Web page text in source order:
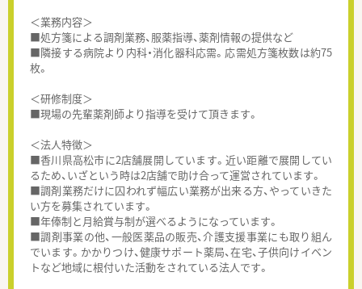
＜業務内容＞
■処方箋による調剤業務、服薬指導、薬剤情報の提供など
■隣接する病院より内科・消化器科応需。応需処方箋枚数は約75
枚。
＜研修制度＞
■現場の先輩薬剤師より指導を受けて頂きます。
＜法人特徴＞
■香川県高松市に2店舗展開しています。近い距離で展開してい
るため、いざという時は2店舗で助け合って運営されています。
■調剤業務だけに囚われず幅広い業務が出来る方、やっていきた
い方を募集されています。
■年俸制と月給賞与制が選べるようになっています。
■調剤事業の他、一般医薬品の販売、介護支援事業にも取り組ん
でいます。かかりつけ、健康サポート薬局、在宅、子供向けイベン
トなど地域に根付いた活動をされている法人です。